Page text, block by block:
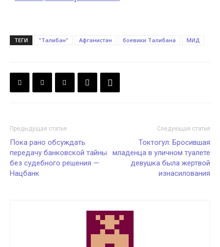
ТЕГИ "Талибан" Афганистан боевики Талибана МИД
Предыдущая статья
Пока рано обсуждать
передачу банковской тайны
без судебного решения —
Нацбанк
Следующая статья
Токтогул: Бросившая
младенца в уличном туалете
девушка была жертвой
изнасилования